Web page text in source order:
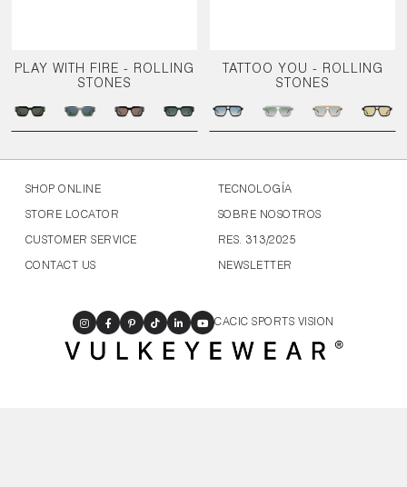
PLAY WITH FIRE - ROLLING
STONES
TATTOO YOU - ROLLING
STONES
SHOP ONLINE
STORE LOCATOR
CUSTOMER SERVICE
CONTACT US
TECNOLOGÍA
SOBRE NOSOTROS
RES. 313/2025
NEWSLETTER
CACIC SPORTS VISION